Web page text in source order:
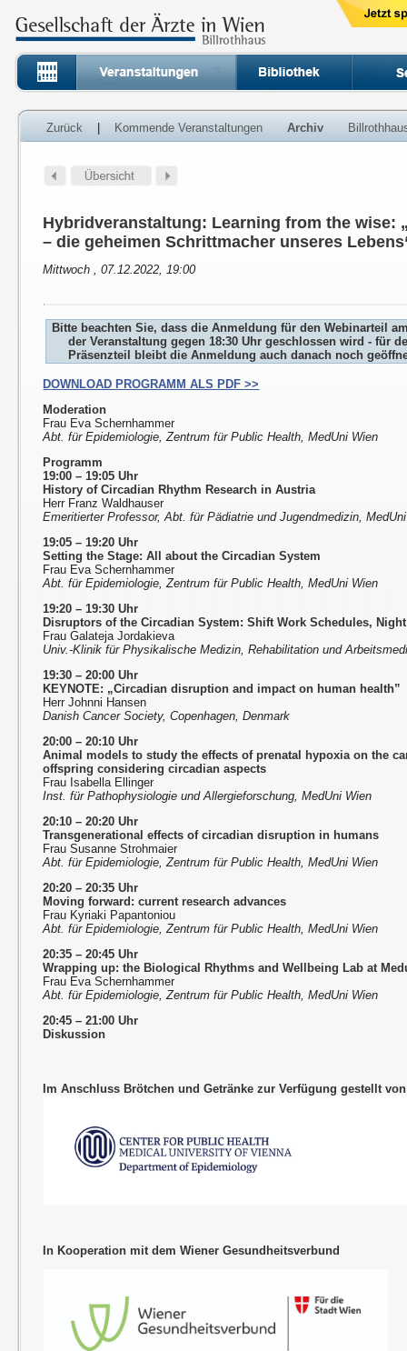
Zurück Kommende Veranstaltungen Archiv
Hybridveranstaltung: Learning from the wise:
– die geheimen Schrittmacher unseres
Mittwoch , 07.12.2022, 19:00
Bitte beachten Sie, dass die Anmeldung für den Webinarteil
der Veranstaltung gegen 18:30 Uhr geschlossen wird - für
Präsenzteil bleibt die Anmeldung auch danach noch
DOWNLOAD PROGRAMM ALS PDF >>
Moderation
Frau Eva Schernhammer
Abt. für Epidemiologie, Zentrum für Public Health, MedUni Wien
Programm
19:00 – 19:05 Uhr
History of Circadian Rhythm Research in Austria
Herr Franz Waldhauser
Emeritierter Professor, Abt. für Pädiatrie und Jugendmedizin,
19:05 – 19:20 Uhr
Setting the Stage: All about the Circadian System
Frau Eva Schernhammer
Abt. für Epidemiologie, Zentrum für Public Health, MedUni Wien
19:20 – 19:30 Uhr
Disruptors of the Circadian System: Shift Work Schedules,
Frau Galateja Jordakieva
Univ.-Klinik für Physikalische Medizin, Rehabilitation und
19:30 – 20:00 Uhr
KEYNOTE: „Circadian disruption and impact on human health”
Herr Johnni Hansen
Danish Cancer Society, Copenhagen, Denmark
20:00 – 20:10 Uhr
Animal models to study the effects of prenatal hypoxia on the
offspring considering circadian aspects
Frau Isabella Ellinger
Inst. für Pathophysiologie und Allergieforschung, MedUni Wien
20:10 – 20:20 Uhr
Transgenerational effects of circadian disruption in humans
Frau Susanne Strohmaier
Abt. für Epidemiologie, Zentrum für Public Health, MedUni Wien
20:20 – 20:35 Uhr
Moving forward: current research advances
Frau Kyriaki Papantoniou
Abt. für Epidemiologie, Zentrum für Public Health, MedUni Wien
20:35 – 20:45 Uhr
Wrapping up: the Biological Rhythms and Wellbeing Lab at
Frau Eva Schernhammer
Abt. für Epidemiologie, Zentrum für Public Health, MedUni Wien
20:45 – 21:00 Uhr
Diskussion
Im Anschluss Brötchen und Getränke zur Verfügung gestellt von
In Kooperation mit dem Wiener Gesundheitsverbund